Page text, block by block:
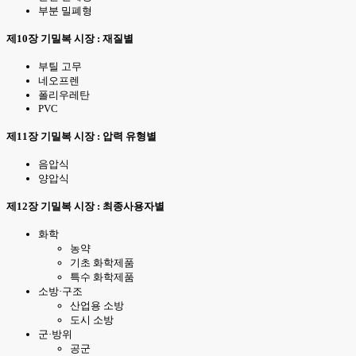
부분 밀폐형
제10장 기밀복 시장 : 재질별
부틸 고무
네오프렌
폴리우레탄
PVC
제11장 기밀복 시장 : 압력 유형별
음압식
양압식
제12장 기밀복 시장 : 최종사용자별
화학
농약
기초 화학제품
특수 화학제품
소방·구조
산업용 소방
도시 소방
군·방위
공군